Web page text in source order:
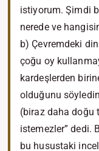
istiyorum. Şimdi
nerede ve
b) Çevremdeki
çoğu oy
kardeşlerden
olduğunu
(biraz daha doğu
istemezler” dedi.
bu husustaki